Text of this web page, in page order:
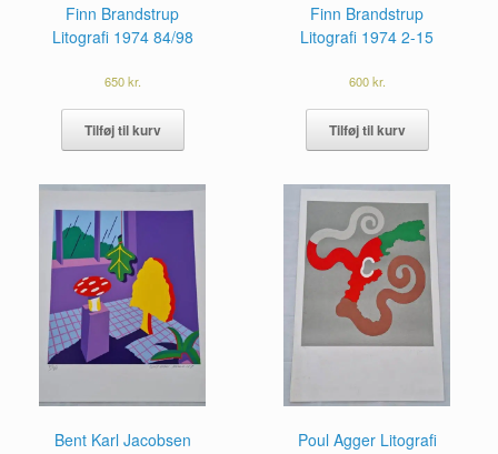
Finn Brandstrup
Litografi 1974 84/98
650kr.
Tilføj til kurv
Finn Brandstrup
Litografi 1974 2-15
600kr.
Tilføj til kurv
Bent Karl Jacobsen
Poul Agger Litografi